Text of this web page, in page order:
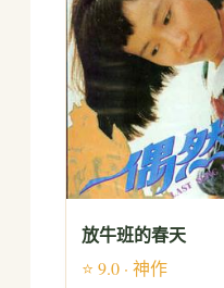
放牛班的春天
⭐ 9.0 · 神作